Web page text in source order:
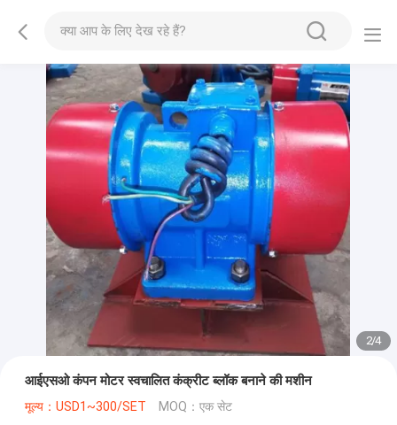
2/4
आईएसओ कंपन मोटर स्वचालित कंक्रीट ब्लॉक बनाने की मशीन
मूल्य：USD1~300/SET MOQ：एक सेट